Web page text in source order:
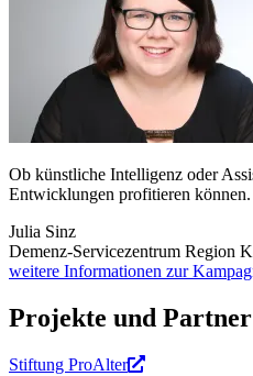
Ob künstliche Intelligenz oder
Entwicklungen profitieren
Julia Sinz
Demenz-Servicezentrum Region
weitere Informationen zur
Projekte und Partner
Stiftung ProAlter